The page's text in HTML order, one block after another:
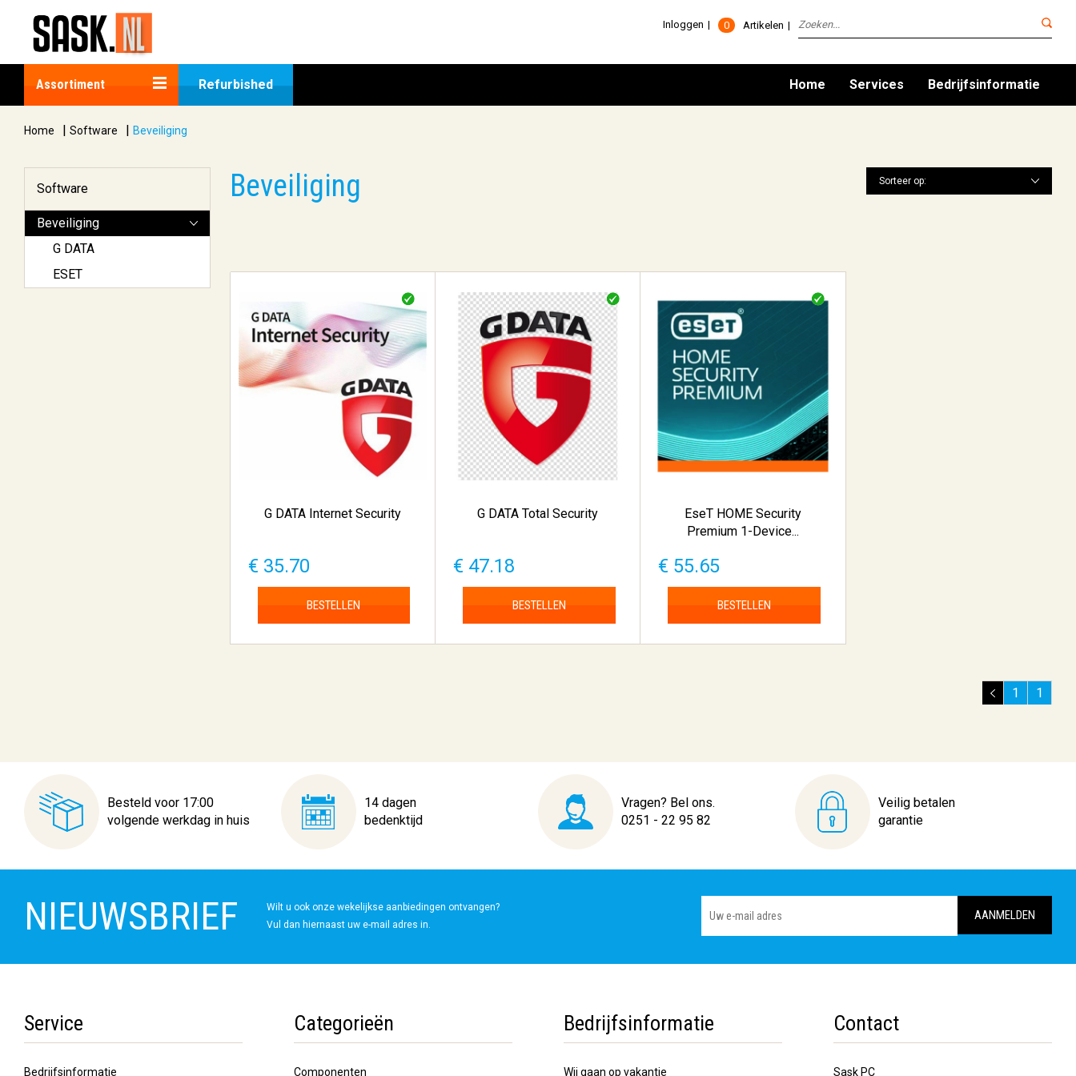
0 Artikelen
Inloggen
Assortiment Refurbished Home Services Bedrijfsinformatie
Home | Software | Beveiliging
Software
Beveiliging
G DATA
ESET
Sorteer op:
Beveiliging
G DATA Internet Security
€ 35.70
BESTELLEN
G DATA Total Security
€ 47.18
BESTELLEN
EseT HOME Security
Premium 1-Device...
€ 55.65
BESTELLEN
1 1
Besteld voor 17:00
volgende werkdag in huis
14 dagen
bedenktijd
Vragen? Bel ons.
0251 - 22 95 82
Veilig betalen
garantie
NIEUWSBRIEF
Wilt u ook onze wekelijkse aanbiedingen ontvangen?
Vul dan hiernaast uw e-mail adres in.
Service
Bedrijfsinformatie
Categorieën
Componenten
Bedrijfsinformatie
Wij gaan op vakantie
Contact
Sask PC